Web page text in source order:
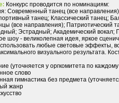
Конкурс проводится по номинациям:
Современный танец (все
танец; Классический танец;
(все направления); Патриотический
Эстрадный; Академический вокал;
шоу - великолепная идея, яркое
любые световые эффекты,
визуального результата.
(уточняется у оргкомитета по
слово
гимнастика без предмета
жанр